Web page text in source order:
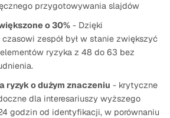
przygotowywania slajdów
o 30% - Dzięki
zespół był w stanie zwiększyć
ryzyka z 48 do 63 bez
ryzyk o dużym znaczeniu - krytyczne
dla interesariuszy wyższego
godzin od identyfikacji, w porównaniu